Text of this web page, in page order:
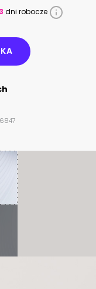
dni robocze